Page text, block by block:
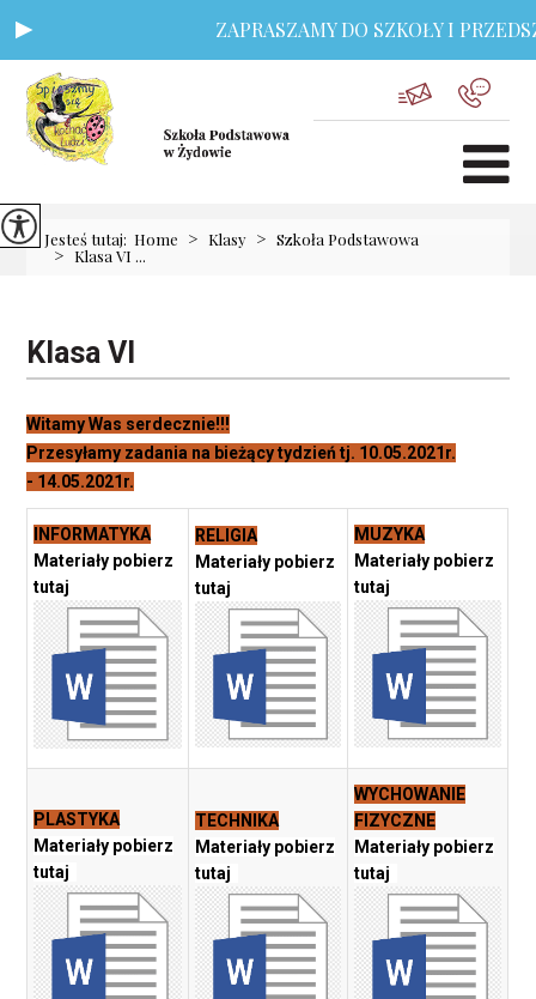
ZAPRASZAMY DO SZKOŁY I
Jesteś tutaj: Home > Klasy > Szkoła Podstawowa
> Klasa VI ...
Klasa VI
Witamy Was serdecznie!!!
Przesyłamy zadania na bieżący tydzień tj. 10.05.2021r.
- 14.05.2021r.
INFORMATYKA
Materiały pobierz
tutaj
RELIGIA
Materiały pobierz
tutaj
MUZYKA
Materiały pobierz
tutaj
PLASTYKA
Materiały pobierz
tutaj
TECHNIKA
Materiały pobierz
tutaj
WYCHOWANIE
FIZYCZNE
Materiały pobierz
tutaj